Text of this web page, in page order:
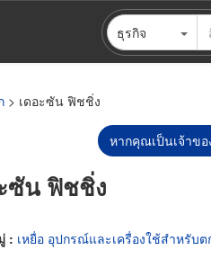
ธุรกิจ
> เดอะซัน ฟิชชิ่ง
หากคุณเป็นเจ้าข
ซัน ฟิชชิ่ง
: เหยื่อ อุปกรณ์และเครื่องใช้สำหรับ